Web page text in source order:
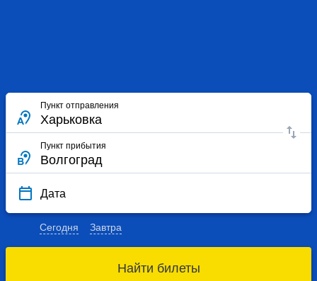
Пункт отправления
Пункт прибытия
Дата
Сегодня Завтра
Найти билеты